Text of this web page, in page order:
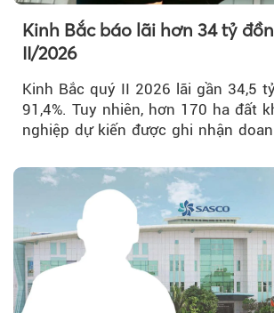
Kinh Bắc báo lãi hơn 34 tỷ
II/2026
Kinh Bắc quý II 2026 lãi gần 34,5
91,4%. Tuy nhiên, hơn 170 ha đất
nghiệp dự kiến được ghi nhận